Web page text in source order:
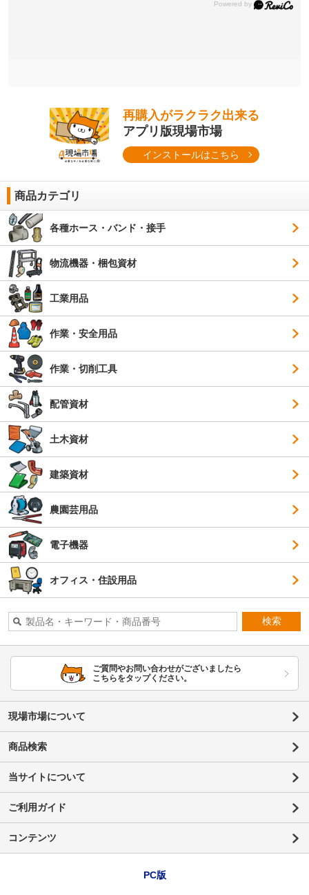
再購入がラクラク出来る
アプリ版現場市場
インストールはこちら
商品カテゴリ
各種ホース・バンド・接手
物流機器・梱包資材
工業用品
作業・安全用品
作業・切削工具
配管資材
土木資材
建築資材
農園芸用品
電子機器
オフィス・住設用品
検索
ご質問やお問い合わせがございましたら
こちらをタップください。
現場市場について
商品検索
当サイトについて
ご利用ガイド
コンテンツ
PC版